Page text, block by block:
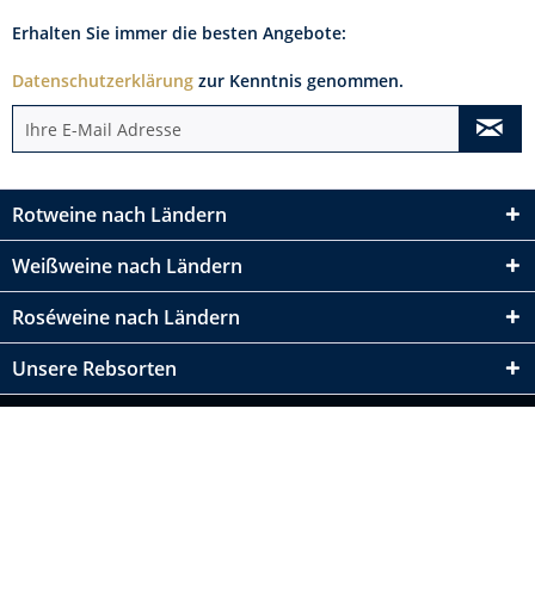
Erhalten Sie immer die besten Angebote:
Datenschutzerklärung zur Kenntnis genommen.
Rotweine nach Ländern
Weißweine nach Ländern
Roséweine nach Ländern
Unsere Rebsorten